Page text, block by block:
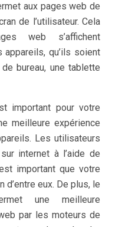
aux pages web de
de l’utilisateur. Cela
web s’affichent
qu’ils soient
bureau, une tablette
important pour votre
meilleure expérience
Les utilisateurs
internet à l’aide de
important que votre
d’entre eux. De plus, le
une meilleure
par les moteurs de